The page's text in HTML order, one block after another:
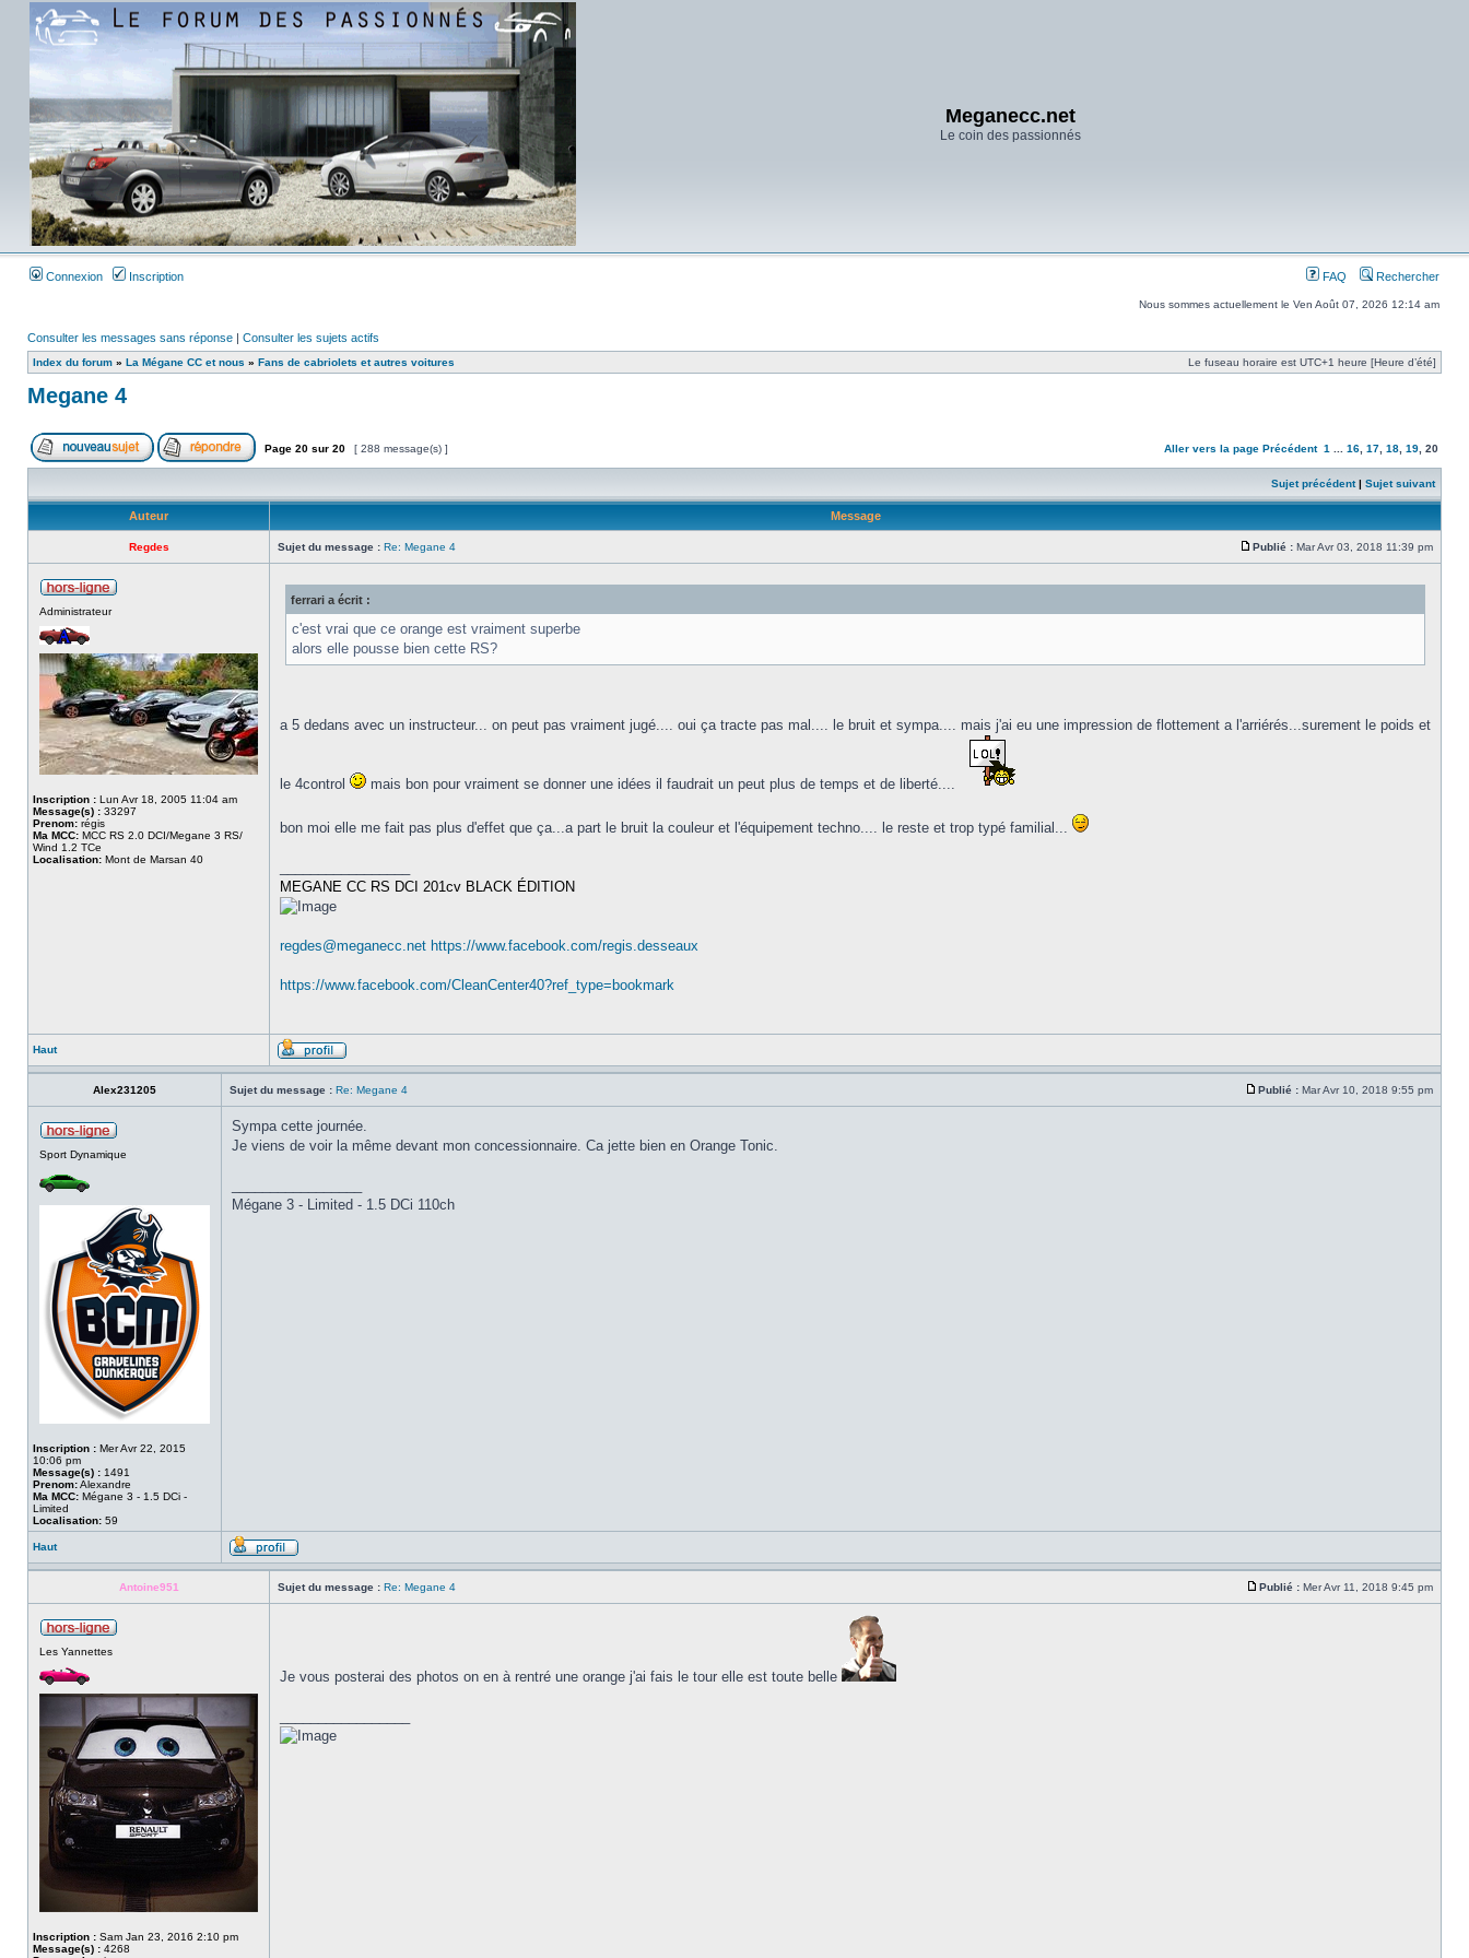
Meganecc.net
Le coin des passionnés
Connexion Inscription FAQ Rechercher
Nous sommes actuellement le Ven Août 07, 2026 12:14 am
Consulter les messages sans réponse | Consulter les sujets actifs
Index du forum » La Mégane CC et nous » Fans de cabriolets et autres voitures Le fuseau horaire est UTC+1 heure [Heure d’été]
Megane 4
Page 20 sur 20 [ 288 message(s) ] Aller vers la page Précédent 1 16 17 18 19 20
Sujet précédent| Sujet suivant
Auteur Message
Regdes Sujet du message : Re: Megane 4 Publié : Mar Avr 03, 2018 11:39 pm
Administrateur
Inscription : Lun Avr 18, 2005 11:04 am
Message(s) : 33297
Prenom: régis
Ma MCC: MCC RS 2.0 DCI/Megane 3 RS/
Wind 1.2 TCe
Localisation: Mont de Marsan 40
ferrari a écrit :
c'est vrai que ce orange est vraiment superbe
alors elle pousse bien cette RS?
a 5 dedans avec un instructeur... on peut pas vraiment jugé.... oui ça tracte pas mal.... le bruit et sympa.... mais j'ai eu une impression de flottement a l'arriérés...surement le poids et
le 4control mais bon pour vraiment se donner une idées il faudrait un peut plus de temps et de liberté....
bon moi elle me fait pas plus d'effet que ça...a part le bruit la couleur et l'équipement techno.... le reste et trop typé familial...
MEGANE CC RS DCI 201cv BLACK ÉDITION
regdes@meganecc.net https://www.facebook.com/regis.desseaux
https://www.facebook.com/CleanCenter40?ref_type=bookmark
Haut
Alex231205 Sujet du message : Re: Megane 4 Publié : Mar Avr 10, 2018 9:55 pm
Sport Dynamique
Inscription : Mer Avr 22, 2015
10:06 pm
Message(s) : 1491
Prenom:Alexandre
Ma MCC: Mégane 3 - 1.5 DCi -
Limited
Localisation: 59
Sympa cette journée.
Je viens de voir la même devant mon concessionnaire. Ca jette bien en Orange Tonic.
Mégane 3 - Limited - 1.5 DCi 110ch
Haut
Antoine951 Sujet du message : Re: Megane 4 Publié : Mer Avr 11, 2018 9:45 pm
Les Yannettes
Inscription : Sam Jan 23, 2016 2:10 pm
Message(s) : 4268
Je vous posterai des photos on en à rentré une orange j'ai fais le tour elle est toute belle